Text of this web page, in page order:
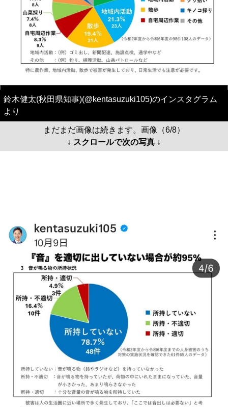
鈴木健太(秋田県知事)(@kentasuzuki105)のインスタグラム
より
まだまだ画像は続きます。画像（6/8）
↓ スクロールで次の写真 ↓